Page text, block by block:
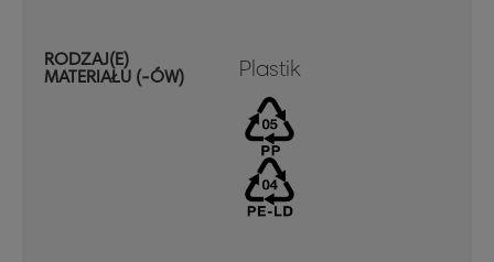
RODZAJ(E)
MATERIAŁU (-ÓW)
Plastik